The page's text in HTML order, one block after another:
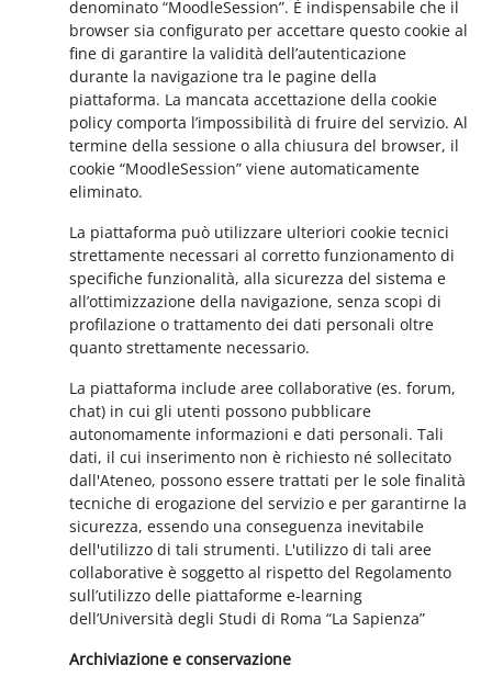
denominato “MoodleSession”. È indispensabile che il
browser sia configurato per accettare questo cookie al
fine di garantire la validità dell’autenticazione
durante la navigazione tra le pagine della
piattaforma. La mancata accettazione della cookie
policy comporta l’impossibilità di fruire del servizio. Al
termine della sessione o alla chiusura del browser, il
cookie “MoodleSession” viene automaticamente
eliminato.
La piattaforma può utilizzare ulteriori cookie tecnici
strettamente necessari al corretto funzionamento di
specifiche funzionalità, alla sicurezza del sistema e
all’ottimizzazione della navigazione, senza scopi di
profilazione o trattamento dei dati personali oltre
quanto strettamente necessario.
La piattaforma include aree collaborative (es. forum,
chat) in cui gli utenti possono pubblicare
autonomamente informazioni e dati personali. Tali
dati, il cui inserimento non è richiesto né sollecitato
dall'Ateneo, possono essere trattati per le sole finalità
tecniche di erogazione del servizio e per garantirne la
sicurezza, essendo una conseguenza inevitabile
dell'utilizzo di tali strumenti. L'utilizzo di tali aree
collaborative è soggetto al rispetto del Regolamento
sull’utilizzo delle piattaforme e-learning
dell’Università degli Studi di Roma “La Sapienza”
Archiviazione e conservazione